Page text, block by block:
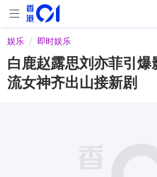
娱乐 即时娱乐
白鹿赵露思刘亦菲引
流女神齐出山接新剧